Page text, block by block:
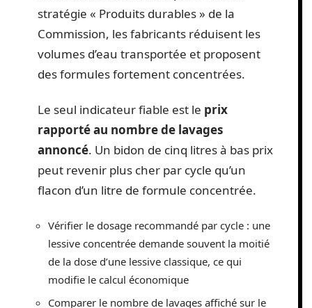
stratégie « Produits durables » de la
Commission, les fabricants réduisent les
volumes d’eau transportée et proposent
des formules fortement concentrées.
Le seul indicateur fiable est le prix
rapporté au nombre de lavages
annoncé. Un bidon de cinq litres à bas prix
peut revenir plus cher par cycle qu’un
flacon d’un litre de formule concentrée.
Vérifier le dosage recommandé par cycle : une
lessive concentrée demande souvent la moitié
de la dose d’une lessive classique, ce qui
modifie le calcul économique
Comparer le nombre de lavages affiché sur le